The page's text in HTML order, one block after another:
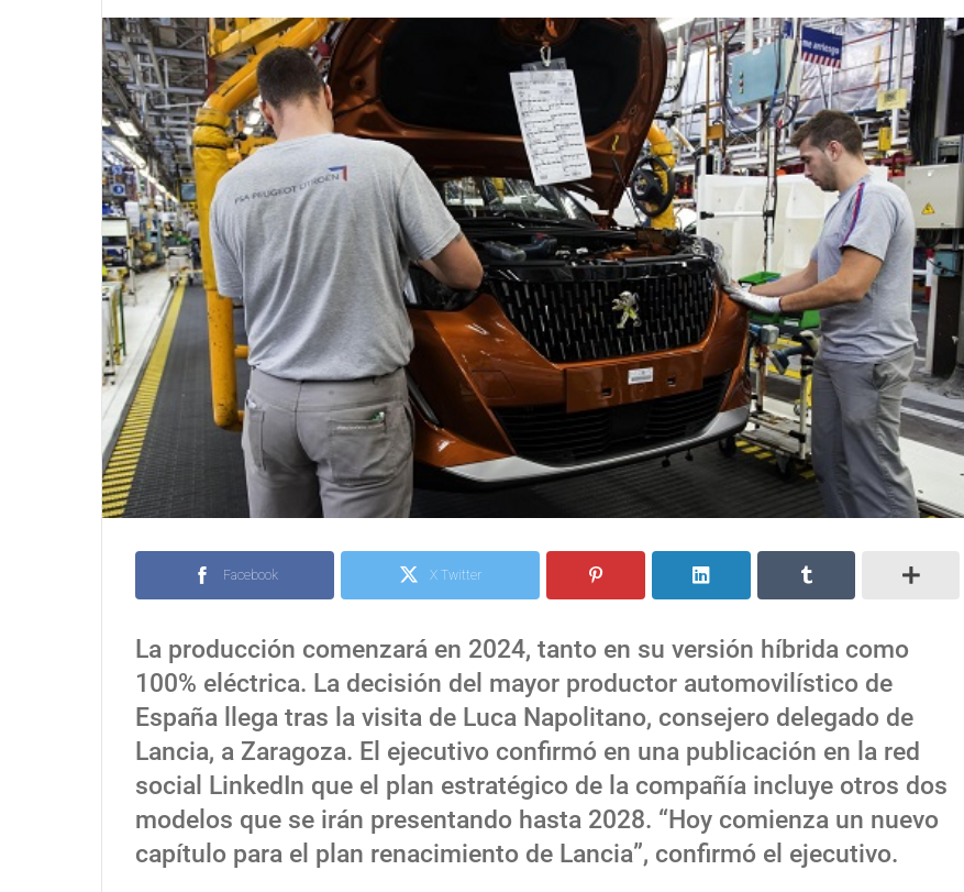
Facebook X Twitter
La producción comenzará en 2024, tanto en su versión híbrida como
100% eléctrica. La decisión del mayor productor automovilístico de
España llega tras la visita de Luca Napolitano, consejero delegado de
Lancia, a Zaragoza. El ejecutivo confirmó en una publicación en la red
social LinkedIn que el plan estratégico de la compañía incluye otros dos
modelos que se irán presentando hasta 2028. “Hoy comienza un nuevo
capítulo para el plan renacimiento de Lancia”, confirmó el ejecutivo.